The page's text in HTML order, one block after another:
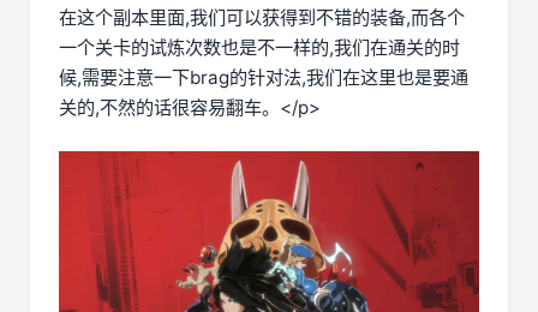
在这个副本里面,我们可以获得到不错的装备,而各个
一个关卡的试炼次数也是不一样的,我们在通关的时
候,需要注意一下brag的针对法,我们在这里也是要通
关的,不然的话很容易翻车。</p>